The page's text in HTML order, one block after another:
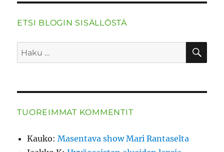
ETSI BLOGIN SISÄLLÖSTÄ
Etsi:
TUOREIMMAT KOMMENTIT
Kauko:Masentava show Mari Rantaselta